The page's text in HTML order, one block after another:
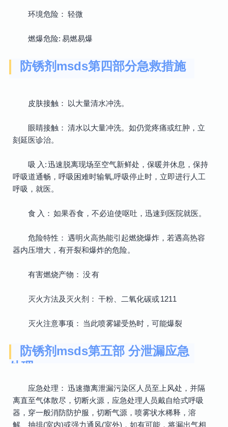
环境危险： 轻微
燃爆危险: 易燃易爆
防锈剂msds第四部分急救措施
皮肤接触： 以大量清水冲洗。
眼睛接触： 清水以大量冲洗。如仍觉疼痛或红肿，立
刻延医诊治。
吸 入: 迅速脱离现场至空气新鲜处，保暖并休息，保持
呼吸道通畅，呼吸困难时输氧,呼吸停止时，立即进行人工
呼吸，就医。
食 入： 如果吞食，不必迫使呕吐，迅速到医院就医。
危险特性： 遇明火高热能引起燃烧爆炸，若遇高热容
器内压增大，有开裂和爆炸的危险。
有害燃烧产物： 没 有
灭火方法及灭火剂： 干粉、二氧化碳或 1211
灭火注意事项： 当此喷雾罐受热时，可能爆裂
防锈剂msds第五部 分泄漏应急
处理
应急处理： 迅速撒离泄漏污染区人员至上风处，并隔
离直至气体散尽，切断火源，应急处理人员戴自给式呼吸
器，穿一般消防防护服，切断气源，喷雾状水稀释，溶
解、抽排(室内)或强力通风(室外)，如有可能，将漏出气相